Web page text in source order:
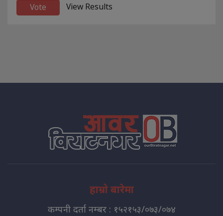
View Results
हाम्रो बारेमा
कम्पनी दर्ता नम्बर : १५२१५३/०७३/०७४